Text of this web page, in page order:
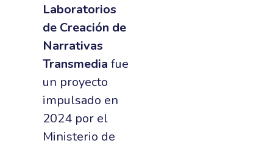
Laboratorios
de Creación de
Narrativas
Transmedia fue
un proyecto
impulsado en
2024 por el
Ministerio de